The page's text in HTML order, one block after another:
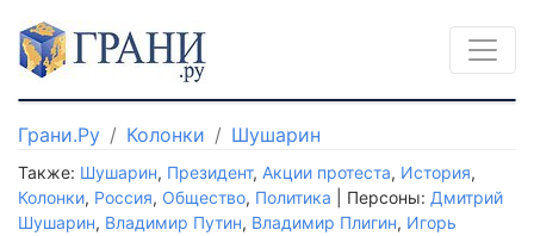
Грани.Ру Колонки Шушарин
Также: Шушарин, Президент, Акции протеста, История,
Колонки, Россия, Общество, Политика | Персоны: Дмитрий
Шушарин, Владимир Путин, Владимир Плигин, Игорь